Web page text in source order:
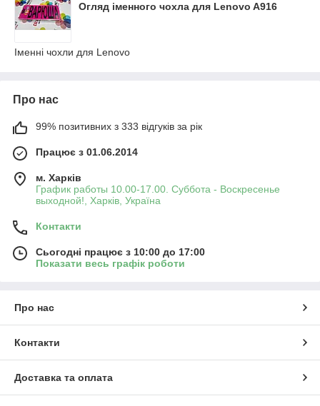
Огляд іменного чохла для Lenovo A916
Іменні чохли для Lenovo
Про нас
99% позитивних з 333 відгуків за рік
Працює з 01.06.2014
м. Харків
График работы 10.00-17.00. Суббота - Воскресенье
выходной!, Харків, Україна
Контакти
Сьогодні працює з 10:00 до 17:00
Показати весь графік роботи
Про нас
Контакти
Доставка та оплата